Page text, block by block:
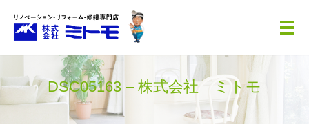
メ
DSC05163 – 株式会社 ミトモ